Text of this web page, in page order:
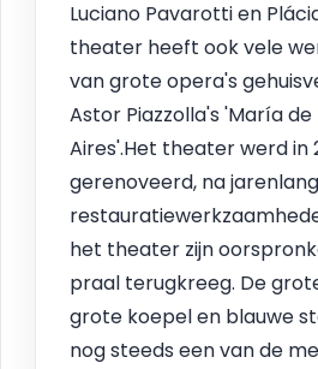
Luciano Pavarotti en
theater heeft ook vele
van grote opera's
Astor Piazzolla's 'María de
Aires'.Het theater werd in
gerenoveerd, na
het theater zijn
praal terugkreeg. De
grote koepel en blauwe
nog steeds een van de